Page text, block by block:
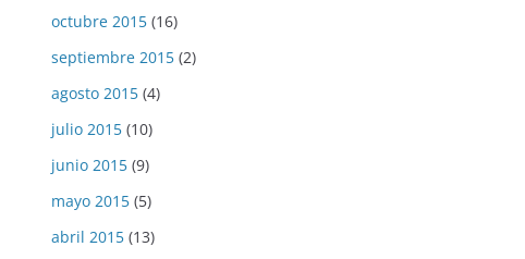
octubre 2015 (16)
septiembre 2015 (2)
agosto 2015 (4)
julio 2015 (10)
junio 2015 (9)
mayo 2015 (5)
abril 2015 (13)